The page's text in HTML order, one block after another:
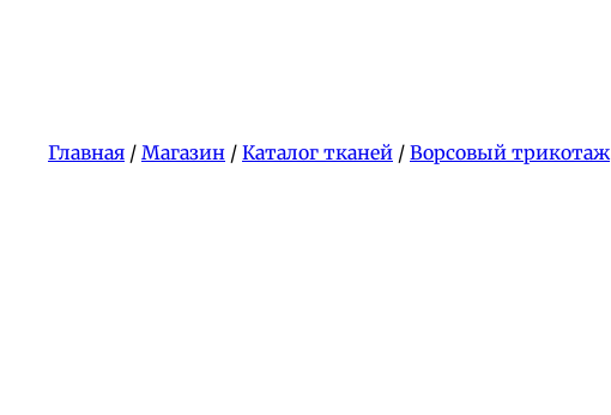
Главная / Магазин / Каталог тканей / Ворсовый трикотаж